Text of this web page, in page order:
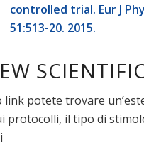
controlled trial. Eur J
51:513-20. 2015.
link potete trovare
protocolli, il tipo di